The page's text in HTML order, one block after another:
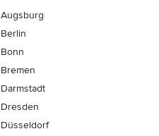
Augsburg
Berlin
Bonn
Bremen
Darmstadt
Dresden
Düsseldorf